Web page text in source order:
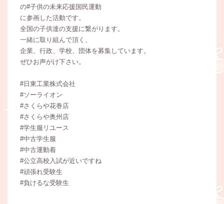
の#子供の未来応援国民運動
に参画した活動です。
全国の子供達の支援に繋がります。
一緒に取り組んで頂く、
企業、行政、学校、団体を募集しています。
ぜひお声がけ下さい。
#日東工業株式会社
#ソーライオン
#さくらや花巻店
#さくらや奥州店
#学生服リユース
#中古学生服
#中古運動着
#公立高校入試が近いですね
#頑張れ受験生
#負けるな受験生